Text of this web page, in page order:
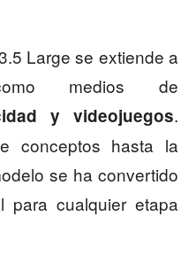
Large se extiende a
medios de
y videojuegos.
conceptos hasta la
se ha convertido
para cualquier etapa